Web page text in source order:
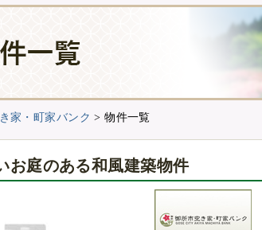
家・町家バンク >物件一覧
お庭のある和風建築物件